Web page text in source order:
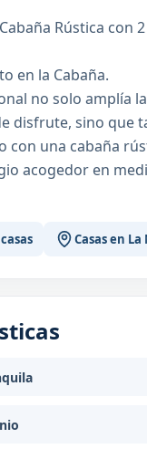
Rústica con 2
en la Cabaña.
no solo amplía
disfrute, sino que
con una cabaña
acogedor en
Casas en